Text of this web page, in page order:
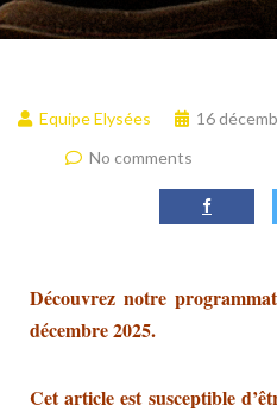
Equipe Elysées 16
No comments
Découvrez notre
décembre 2025.
Cet article est susceptible